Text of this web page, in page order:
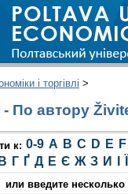
і торгівлі >
По автору
к: 0-9 A B C D E F
В Г Ґ Д Е Є Ж З И
или введите